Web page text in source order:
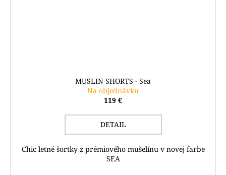
MUSLIN SHORTS - Sea
Na objednávku
119 €
DETAIL
Chic letné šortky z prémiového mušelínu v novej farbe
SEA